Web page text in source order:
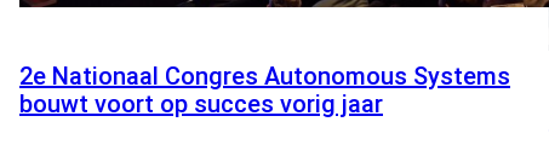
2e Nationaal Congres Autonomous Systems
bouwt voort op succes vorig jaar